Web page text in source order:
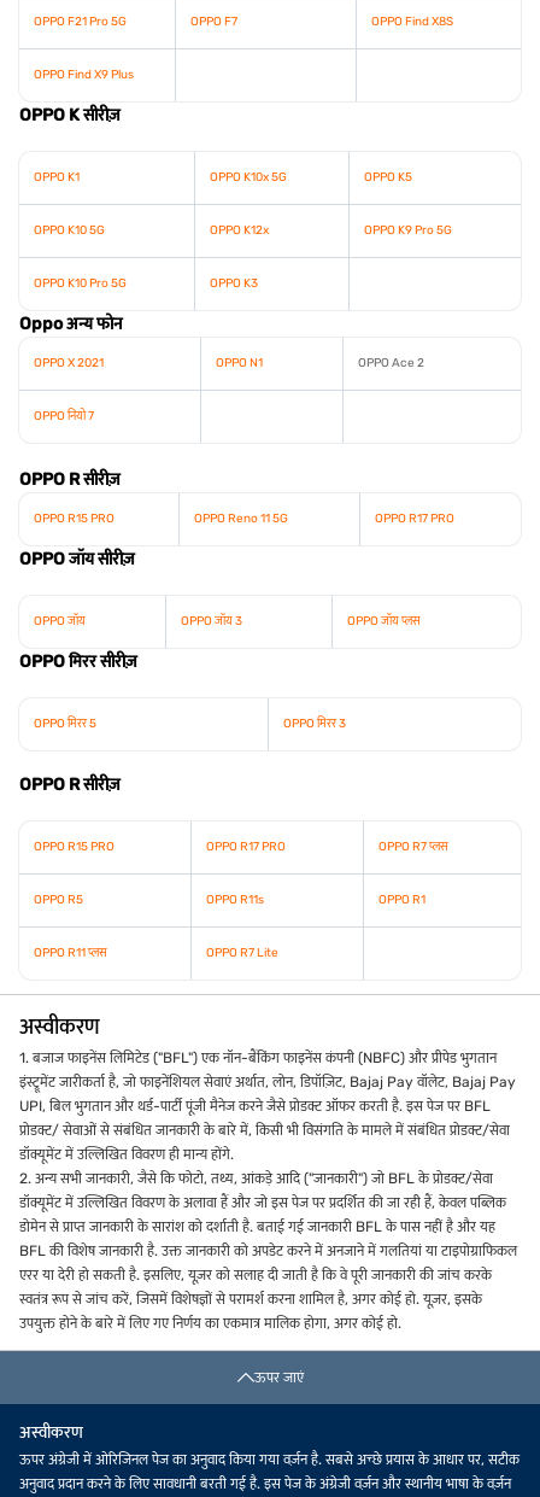
OPPO F21 Pro 5G OPPO F7 OPPO Find X8S
OPPO Find X9 Plus
OPPO K सीरीज़
OPPO K1 OPPO K10x 5G OPPO K5
OPPO K10 5G OPPO K12x OPPO K9 Pro 5G
OPPO K10 Pro 5G OPPO K3
Oppo अन्य फोन
OPPO X 2021 OPPO N1 OPPO Ace 2
OPPO नियो 7
OPPO R सीरीज़
OPPO R15 PRO OPPO Reno 11 5G OPPO R17 PRO
OPPO जॉय सीरीज़
OPPO जॉय OPPO जॉय 3 OPPO जॉय प्लस
OPPO मिरर सीरीज़
OPPO मिरर 5 OPPO मिरर 3
OPPO R सीरीज़
OPPO R15 PRO OPPO R17 PRO OPPO R7 प्लस
OPPO R5 OPPO R11s OPPO R1
OPPO R11 प्लस OPPO R7 Lite
अस्वीकरण
1. बजाज फाइनेंस लिमिटेड ("BFL") एक नॉन-बैंकिंग फाइनेंस कंपनी (NBFC) और प्रीपेड भुगतान
इंस्ट्रूमेंट जारीकर्ता है, जो फाइनेंशियल सेवाएं अर्थात, लोन, डिपॉज़िट, Bajaj Pay वॉलेट, Bajaj Pay
UPI, बिल भुगतान और थर्ड-पार्टी पूंजी मैनेज करने जैसे प्रोडक्ट ऑफर करती है. इस पेज पर BFL
प्रोडक्ट/ सेवाओं से संबंधित जानकारी के बारे में, किसी भी विसंगति के मामले में संबंधित प्रोडक्ट/सेवा
डॉक्यूमेंट में उल्लिखित विवरण ही मान्य होंगे.
2. अन्य सभी जानकारी, जैसे कि फोटो, तथ्य, आंकड़े आदि ("जानकारी") जो BFL के प्रोडक्ट/सेवा
डॉक्यूमेंट में उल्लिखित विवरण के अलावा हैं और जो इस पेज पर प्रदर्शित की जा रही हैं, केवल पब्लिक
डोमेन से प्राप्त जानकारी के सारांश को दर्शाती है. बताई गई जानकारी BFL के पास नहीं है और यह
BFL की विशेष जानकारी है. उक्त जानकारी को अपडेट करने में अनजाने में गलतियां या टाइपोग्राफिकल
एरर या देरी हो सकती है. इसलिए, यूज़र को सलाह दी जाती है कि वे पूरी जानकारी की जांच करके
स्वतंत्र रूप से जांच करें, जिसमें विशेषज्ञों से परामर्श करना शामिल है, अगर कोई हो. यूज़र, इसके
उपयुक्त होने के बारे में लिए गए निर्णय का एकमात्र मालिक होगा, अगर कोई हो.
ऊपर जाएं
अस्वीकरण
ऊपर अंग्रेजी में ओरिजिनल पेज का अनुवाद किया गया वर्ज़न है. सबसे अच्छे प्रयास के आधार पर, सटीक
अनुवाद प्रदान करने के लिए सावधानी बरती गई है. इस पेज के अंग्रेजी वर्ज़न और स्थानीय भाषा के वर्ज़न